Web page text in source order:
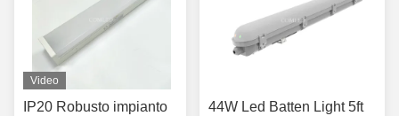
batten con 3CCT
modificabile
illuminazione a LED a
prova di vapore
Video
IP20 Robusto impianto
44W Led Batten Light 5ft